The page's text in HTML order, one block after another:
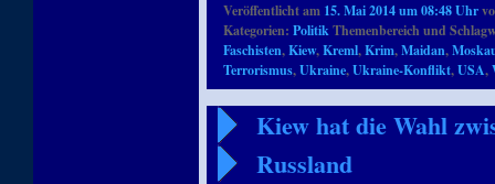
Veröffentlicht am 15. Mai 2014 um 08:48 Uhr
Kategorien:PolitikThemenbereich und
Faschisten,Kiew,Kreml,Krim,Maidan,
Terrorismus,Ukraine,Ukraine-Konflikt,USA,
Kiew hat die Wahl
Russland